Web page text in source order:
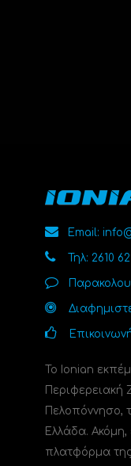
Email:
Τηλ: 2610
Το Ionian
Πελοπόννησο,
Ελλάδα.
πλατφόρμα